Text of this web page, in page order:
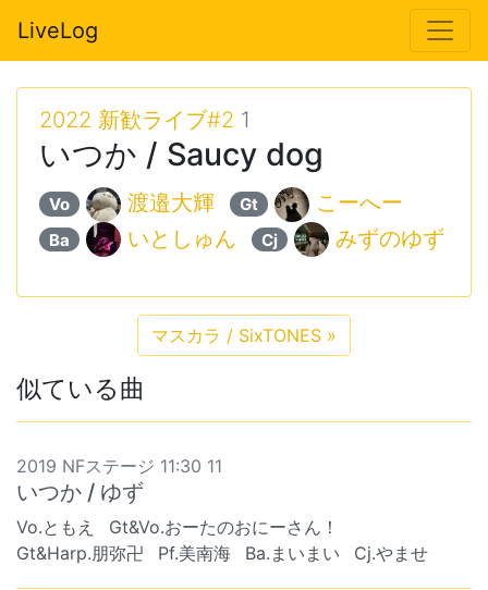
LiveLog
2022 新歓ライブ#2 1
いつか / Saucy dog
Vo 渡邉大輝 Gt こーへー
Ba いとしゅん Cj みずのゆず
マスカラ / SixTONES »
似ている曲
2019 NFステージ 11:30 11
いつか / ゆず
Vo.ともえ
Gt&Vo.おーたのおにーさん！
Gt&Harp.朋弥卍
Pf.美南海 Ba.まいまい Cj.やませ